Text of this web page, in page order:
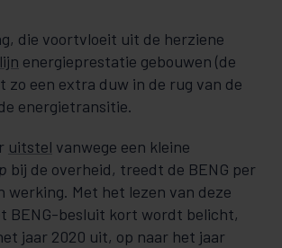
die voortvloeit uit de her­­ziene
ener­gie­prestatie ge­bou­wen (de
zo een extra duw in de rug van de
energietransitie.
uitstel vanwege een kleine
bij de overheid, treedt de BENG per
wer­king. Met het lezen van deze
BENG-besluit kort wordt be­licht,
jaar 2020 uit, op naar het jaar